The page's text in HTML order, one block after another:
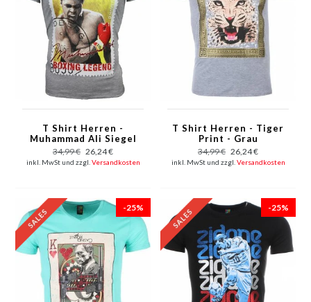
T Shirt Herren -
Muhammad Ali Siegel
Print - Grau
34,99 € 26,24 €
inkl. MwSt und zzgl. Versandkosten
T Shirt Herren - Tiger
Print - Grau
34,99 € 26,24 €
inkl. MwSt und zzgl. Versandkosten
-25% -25%